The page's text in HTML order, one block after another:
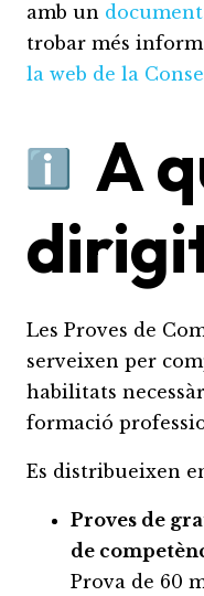
amb un
trobar més
la web de la
A
Les Proves de
serveixen per
habilitats
formació
Es distribueixen
Proves de
de
Prova de 60